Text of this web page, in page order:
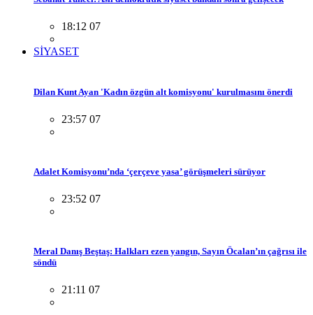
18:12 07
SİYASET
Dilan Kunt Ayan 'Kadın özgün alt komisyonu' kurulmasını önerdi
23:57 07
Adalet Komisyonu’nda ‘çerçeve yasa’ görüşmeleri sürüyor
23:52 07
Meral Danış Beştaş: Halkları ezen yangın, Sayın Öcalan’ın çağrısı ile
söndü
21:11 07